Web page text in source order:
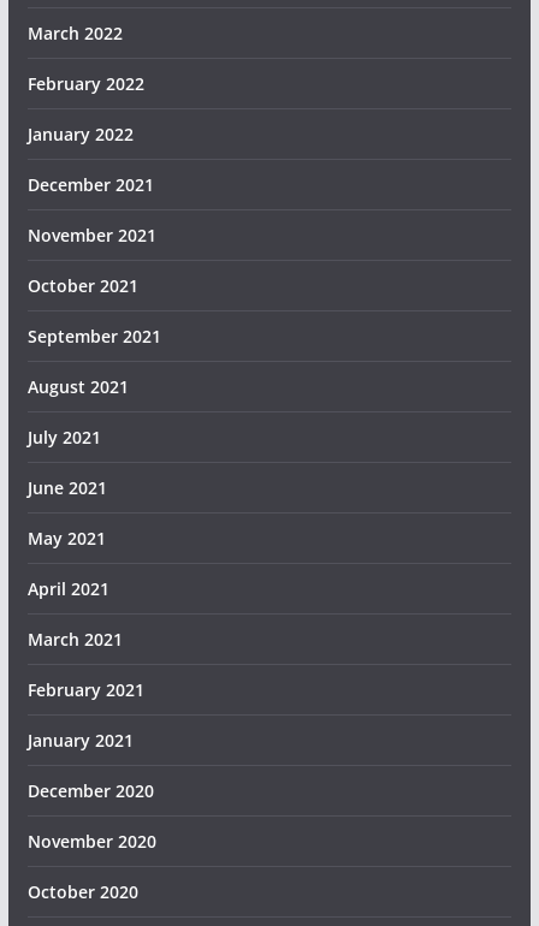
March 2022
February 2022
January 2022
December 2021
November 2021
October 2021
September 2021
August 2021
July 2021
June 2021
May 2021
April 2021
March 2021
February 2021
January 2021
December 2020
November 2020
October 2020